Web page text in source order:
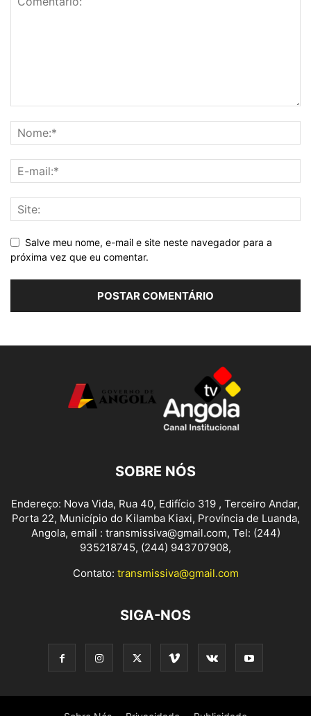
Salve meu nome, e-mail e site neste navegador para a
próxima vez que eu comentar.
SOBRE NÓS
Endereço: Nova Vida, Rua 40, Edifício 319 , Terceiro Andar,
Porta 22, Município do Kilamba Kiaxi, Província de Luanda,
Angola, email : transmissiva@gmail.com, Tel: (244)
935218745, (244) 943707908,
Contato: transmissiva@gmail.com
SIGA-NOS